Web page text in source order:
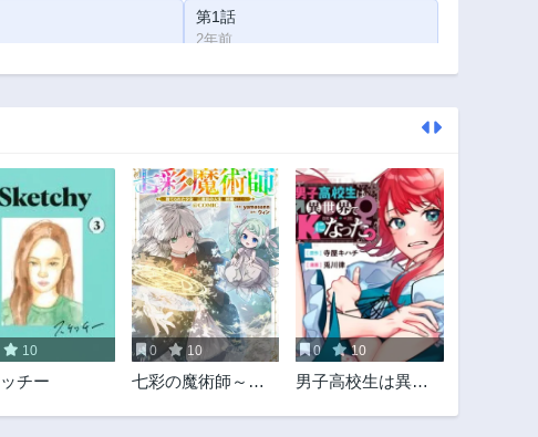
第1話
2年前
10
チー
0 10
七彩の魔術師～捨
0 10
男子高校生は異世